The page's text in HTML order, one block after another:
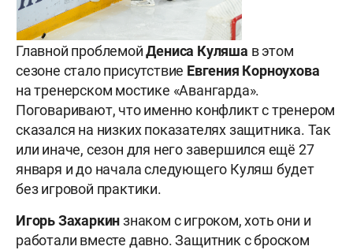
Главной проблемойДениса Куляша в этом
сезоне стало присутствие Евгения Корноухова
на тренерском мостике «Авангарда».
Поговаривают, что именно конфликт с тренером
сказался на низких показателях защитника. Так
или иначе, сезон для него завершился ещё 27
января и до начала следующего Куляш будет
без игровой практики.
Игорь Захаркинзнаком с игроком, хоть они и
работали вместе давно. Защитник с броском